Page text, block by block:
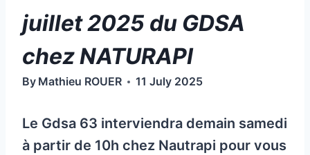
juillet 2025 du GDSA
chez NATURAPI
By Mathieu ROUER 11 July 2025
Le Gdsa 63 interviendra demain samedi
à partir de 10h chez Nautrapi pour vous